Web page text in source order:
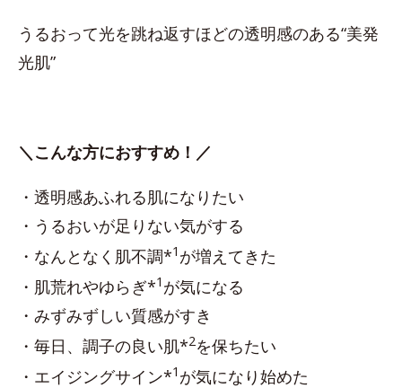
うるおって光を跳ね返すほどの透明感のある“美発
光肌”
＼こんな方におすすめ！／
・透明感あふれる肌になりたい
・うるおいが足りない気がする
・なんとなく肌不調*1 が増えてきた
・肌荒れやゆらぎ*1 が気になる
・みずみずしい質感がすき
・毎日、調子の良い肌*2を保ちたい
・エイジングサイン*1 が気になり始めた